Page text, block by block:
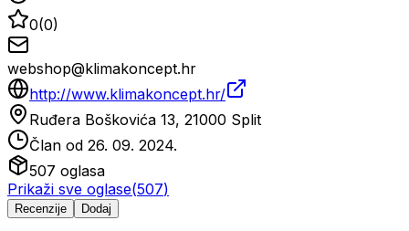
0(0)
webshop@klimakoncept.hr
http://www.klimakoncept.hr/
Ruđera Boškovića 13, 21000 Split
Član od 26. 09. 2024.
507 oglasa
Prikaži sve oglase(507)
Recenzije Dodaj